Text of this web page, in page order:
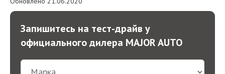
Запишитесь на тест-драйв у
официального дилера MAJOR AUTO